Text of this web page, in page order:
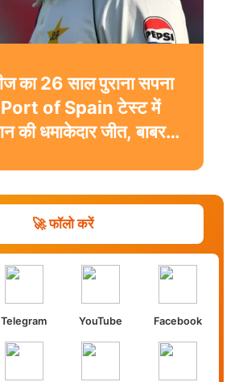
का 26 साल पुराना सपना
Port of Spain टेस्ट में
की धमाकेदार जीत, बाबर-
🚀 फॉलो करें
Telegram YouTube Facebook